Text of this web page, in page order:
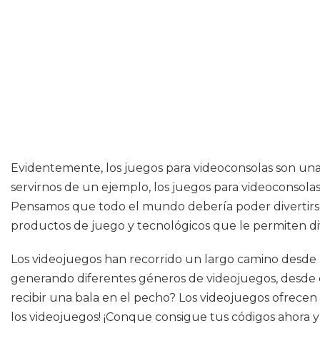
Evidentemente, los juegos para videoconsolas son
servirnos de un ejemplo, los juegos para
Pensamos que todo el mundo debería poder
productos de juego y tecnológicos que le permiten
Los videojuegos han recorrido un largo camino
generando diferentes géneros de videojuegos,
recibir una bala en el pecho? Los videojuegos
los videojuegos! ¡Conque consigue tus códigos ahora